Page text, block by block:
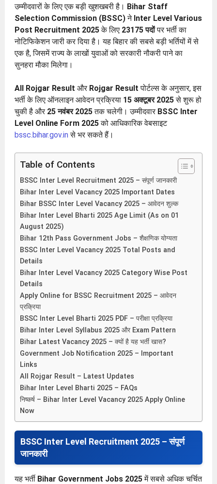
उम्मीदवारों के लिए एक बड़ी खुशखबरी है। Bihar Staff
Selection Commission (BSSC)ने Inter Level Various
Post Recruitment 2025के लिए 23175 पदोंपर भर्ती का
नोटिफिकेशन जारी कर दिया है। यह बिहार की सबसे बड़ी भर्तियों में से
एक है, जिसमें राज्य के लाखों युवाओं को सरकारी नौकरी पाने का
सुनहरा मौका मिलेगा।
All Rojgar Result और Rojgar Result पोर्टल्स के अनुसार, इस
भर्ती के लिए ऑनलाइन आवेदन प्रक्रिया 15 अक्टूबर 2025से शुरू हो
चुकी है और 25 नवंबर 2025तक चलेगी। उम्मीदवार BSSC Inter
Level Online Form 2025को आधिकारिक वेबसाइट
bssc.bihar.gov.in से भर सकते हैं।
Table of Contents
BSSC Inter Level Recruitment 2025 – संपूर्ण जानकारी
Bihar Inter Level Vacancy 2025 Important Dates
Bihar BSSC Inter Level Vacancy 2025 – आवेदन शुल्क
Bihar Inter Level Bharti 2025 Age Limit (As on 01
August 2025)
Bihar 12th Pass Government Jobs – शैक्षणिक योग्यता
BSSC Inter Level Vacancy 2025 Total Posts and
Details
Bihar Inter Level Vacancy 2025 Category Wise Post
Details
Apply Online for BSSC Recruitment 2025 – आवेदन
प्रक्रिया
BSSC Inter Level Bharti 2025 PDF – परीक्षा प्रक्रिया
Bihar Inter Level Syllabus 2025 और Exam Pattern
Bihar Latest Vacancy 2025 – क्यों है यह भर्ती खास?
Government Job Notification 2025 – Important
Links
All Rojgar Result – Latest Updates
Bihar Inter Level Bharti 2025 – FAQs
निष्कर्ष – Bihar Inter Level Vacancy 2025 Apply Online
Now
BSSC Inter Level Recruitment 2025 – संपूर्ण
जानकारी
यह भर्ती Bihar Government Jobs 2025में सबसे अधिक चर्चित